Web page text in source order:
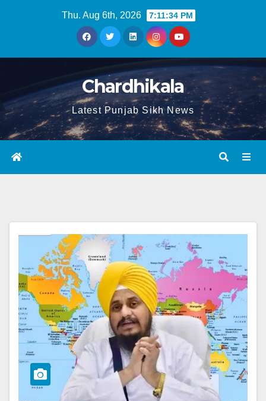
Thu. Aug 6th, 2026 7:11:34 PM
Chardhikala
Latest Punjab Sikh News